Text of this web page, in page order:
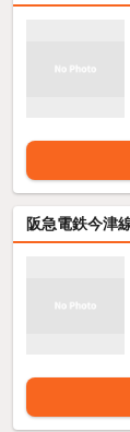
阪急電鉄今津